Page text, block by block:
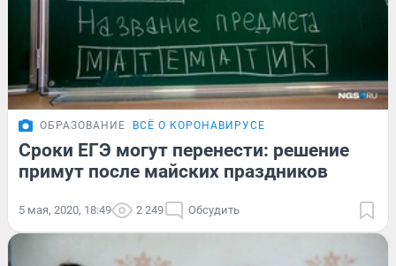
ОБРАЗОВАНИЕ ВСЁ О КОРОНАВИРУСЕ
Сроки ЕГЭ могут перенести: решение
примут после майских праздников
5 мая, 2020, 18:49 2 249 Обсудить